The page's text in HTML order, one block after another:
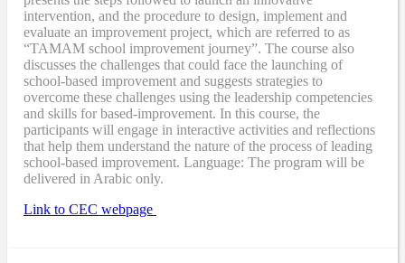
intervention, and the procedure to design, implement and
evaluate an improvement project, which are referred to as
“TAMAM school improvement journey”. The course also
discusses the challenges that could face the launching of
school-based improvement and suggests strategies to
overcome these challenges using the leadership competencies
and skills for based-improvement. In this course, the
participants will engage in interactive activities and reflections
that help them understand the nature of the process of leading
school-based improvement. Language: The program will be
delivered in Arabic only.
Link to CEC webpage